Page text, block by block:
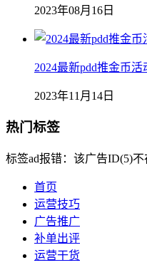
2023年08月16日
2024最新pdd推金币
2023年11月14日
热门标签
标签ad报错：该广告ID(5)不
首页
运营技巧
广告推广
补单出评
运营干货